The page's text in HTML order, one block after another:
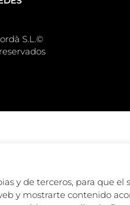
S.L.©
y de terceros, para que
y mostrarte contenido